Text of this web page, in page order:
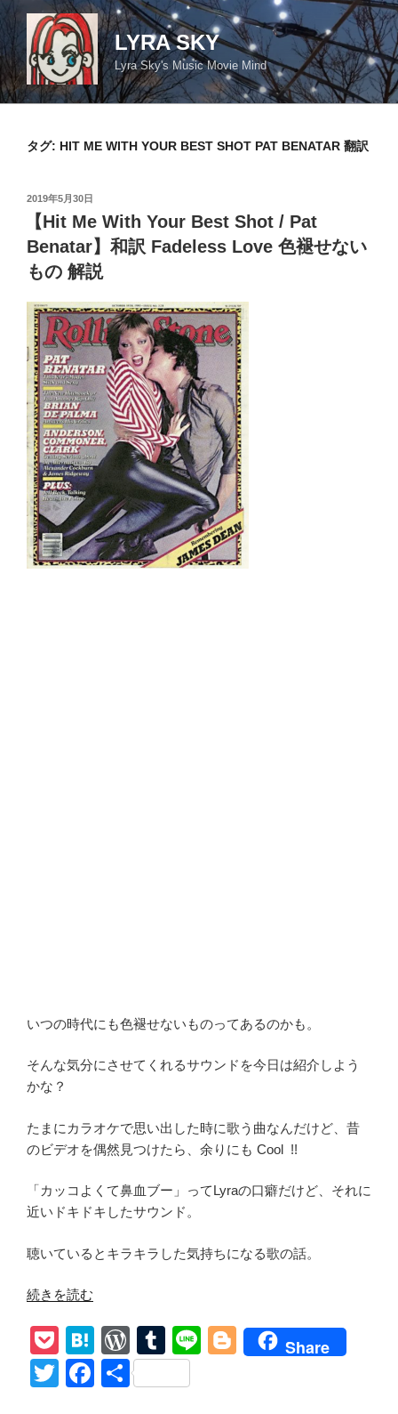
コ
ン
テ
ン
ツ
LYRA SKY
Lyra Sky's Music Movie Mind
タグ: HIT ME WITH YOUR BEST SHOT PAT BENATAR 翻訳
投
日:
2019年5月30日
【Hit Me With Your Best Shot / Pat
Benatar】和訳 Fadeless Love 色褪せない
もの 解説
いつの時代にも色褪せないものってあるのかも。
そんな気分にさせてくれるサウンドを今日は紹介しよう
かな？
たまにカラオケで思い出した時に歌う曲なんだけど、昔
のビデオを偶然見つけたら、余りにも Cool !!
「カッコよくて鼻血ブー」ってLyraの口癖だけど、それに
近いドキドキしたサウンド。
聴いているとキラキラした気持ちになる歌の話。
“【Hit
With
Your
Best
続きを読む
P
o
ck
H
at
e
W
or
d
T
u
m
Li
Bl
Share
T
F
共